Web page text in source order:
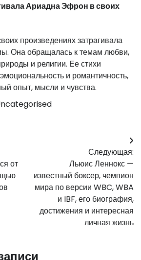
Ариадна Эфрон в своих
произведениях затрагивала
Она обращалась к темам любви,
и религии. Ее стихи
и романтичность,
опыт, мысли и чувства.
от
Следующая:
Льюис Леннокс —
известный боксер, чемпион
мира по версии WBC, WBA
и IBF, его биография,
достижения и интересная
личная жизнь